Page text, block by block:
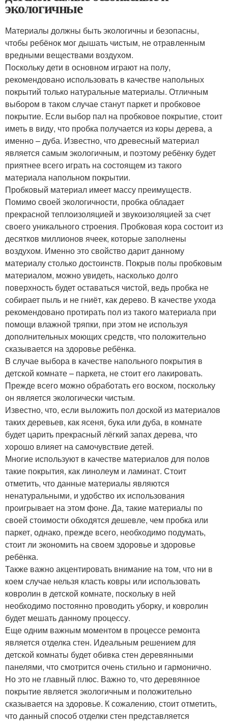
экологичные
Материалы должны быть экологичны и безопасны,
чтобы ребёнок мог дышать чистым, не отравленным
вредными веществами воздухом.
Поскольку дети в основном играют на полу,
рекомендовано использовать в качестве напольных
покрытий только натуральные материалы. Отличным
выбором в таком случае станут паркет и пробковое
покрытие. Если выбор пал на пробковое покрытие, стоит
иметь в виду, что пробка получается из коры дерева, а
именно – дуба. Известно, что древесный материал
является самым экологичным, и поэтому ребёнку будет
приятнее всего играть на состоящем из такого
материала напольном покрытии.
Пробковый материал имеет массу преимуществ.
Помимо своей экологичности, пробка обладает
прекрасной теплоизоляцией и звукоизоляцией за счет
своего уникального строения. Пробковая кора состоит из
десятков миллионов ячеек, которые заполнены
воздухом. Именно это свойство дарит данному
материалу столько достоинств. Покрыв полы пробковым
материалом, можно увидеть, насколько долго
поверхность будет оставаться чистой, ведь пробка не
собирает пыль и не гниёт, как дерево. В качестве ухода
рекомендовано протирать пол из такого материала при
помощи влажной тряпки, при этом не используя
дополнительных моющих средств, что положительно
сказывается на здоровье ребёнка.
В случае выбора в качестве напольного покрытия в
детской комнате – паркета, не стоит его лакировать.
Прежде всего можно обработать его воском, поскольку
он является экологически чистым.
Известно, что, если выложить пол доской из материалов
таких деревьев, как ясеня, бука или дуба, в комнате
будет царить прекрасный лёгкий запах дерева, что
хорошо влияет на самочувствие детей.
Многие используют в качестве материалов для полов
такие покрытия, как линолеум и ламинат. Стоит
отметить, что данные материалы являются
ненатуральными, и удобство их использования
проигрывает на этом фоне. Да, такие материалы по
своей стоимости обходятся дешевле, чем пробка или
паркет, однако, прежде всего, необходимо подумать,
стоит ли экономить на своем здоровье и здоровье
ребёнка.
Также важно акцентировать внимание на том, что ни в
коем случае нельзя класть ковры или использовать
ковролин в детской комнате, поскольку в ней
необходимо постоянно проводить уборку, и ковролин
будет мешать данному процессу.
Еще одним важным моментом в процессе ремонта
является отделка стен. Идеальным решением для
детской комнаты будет обивка стен деревянными
панелями, что смотрится очень стильно и гармонично.
Но это не главный плюс. Важно то, что деревянное
покрытие является экологичным и положительно
сказывается на здоровье. К сожалению, стоит отметить,
что данный способ отделки стен представляется